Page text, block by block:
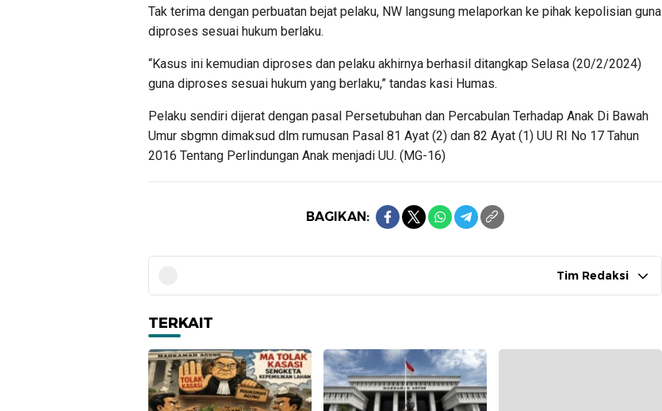
Tak terima dengan perbuatan bejat pelaku, NW langsung melaporkan ke pihak kepolisian guna
diproses sesuai hukum berlaku.
“Kasus ini kemudian diproses dan pelaku akhirnya berhasil ditangkap Selasa (20/2/2024)
guna diproses sesuai hukum yang berlaku,” tandas kasi Humas.
Pelaku sendiri dijerat dengan pasal Persetubuhan dan Percabulan Terhadap Anak Di Bawah
Umur sbgmn dimaksud dlm rumusan Pasal 81 Ayat (2) dan 82 Ayat (1) UU RI No 17 Tahun
2016 Tentang Perlindungan Anak menjadi UU. (MG-16)
BAGIKAN:
Tim Redaksi
TERKAIT